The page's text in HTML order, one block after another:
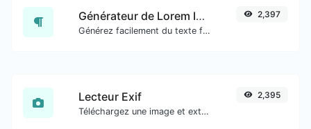
Générateur de Lorem Ipsum
Générez facilement du texte factice avec le générateur Lorem Ipsum.
2,397
Lecteur Exif
Téléchargez une image et extrayez-en les données.
2,395